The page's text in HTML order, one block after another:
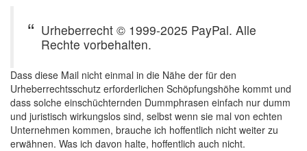
Urheberrecht © 1999-2025 PayPal. Alle
Rechte vorbehalten.
Dass diese Mail nicht einmal in die Nähe der für den
Urheberrechtsschutz erforderlichen Schöpfungshöhe kommt und
dass solche einschüchternden Dummphrasen einfach nur dumm
und juristisch wirkungslos sind, selbst wenn sie mal von echten
Unternehmen kommen, brauche ich hoffentlich nicht weiter zu
erwähnen. Was ich davon halte, hoffentlich auch nicht.